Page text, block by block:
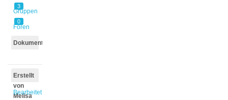
3
Gruppen
0
Foren
Dokumente
Erstellt
von
Melisa
Bearbeitet